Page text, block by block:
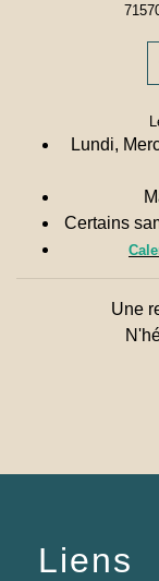
Lundi,
Certains
Une
Liens